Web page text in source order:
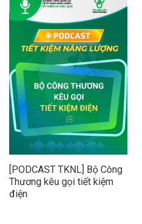
[PODCAST TKNL] Bộ Công
Thương kêu gọi tiết kiệm
điện